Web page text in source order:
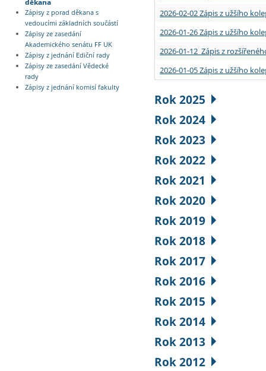
Zápisy z porad děkana s
vedoucími základních součástí
Zápisy ze zasedání
Akademického senátu FF UK
Zápisy z jednání Ediční rady
Zápisy ze zasedání Vědecké
rady
Zápisy z jednání komisí fakulty
2026-02-02 Zápis z užšího
2026-01-26 Zápis z užšího
2026-01-12 Zápis z
2026-01-05 Zápis z užšího
Rok 2025
Rok 2024
Rok 2023
Rok 2022
Rok 2021
Rok 2020
Rok 2019
Rok 2018
Rok 2017
Rok 2016
Rok 2015
Rok 2014
Rok 2013
Rok 2012